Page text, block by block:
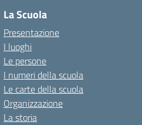
La Scuola
Presentazione
I luoghi
Le persone
I numeri della scuola
Le carte della scuola
Organizzazione
La storia